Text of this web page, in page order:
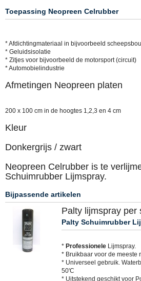
Toepassing Neopreen Celrubber
* Afdichtingmateriaal in bijvoorbeeld
* Geluidsisolatie
* Zitjes voor bijvoorbeeld de motorsport (circuit)
* Automobielindustrie
Afmetingen Neopreen platen
200 x 100 cm in de hoogtes 1,2,3 en 4 cm
Kleur
Donkergrijs / zwart
Neopreen Celrubber is te
Schuimrubber Lijmspray.
Bijpassende artikelen
Palty lijmspray per
Palty Schuimrubber
* Professionele Lijmspray.
* Bruikbaar voor de meeste
* Universeel gebruik.
50'C
* Uitstekend geschikt voor